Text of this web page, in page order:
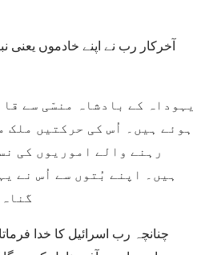
ہوئے ہیں۔ اُس کی حرکتیں ملک
رہنے والے اموریوں کی
ہیں۔ اپنے بُتوں سے اُس نے